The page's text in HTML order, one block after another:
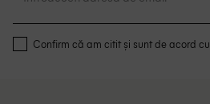
Confirm că am citit și sunt de acord cu